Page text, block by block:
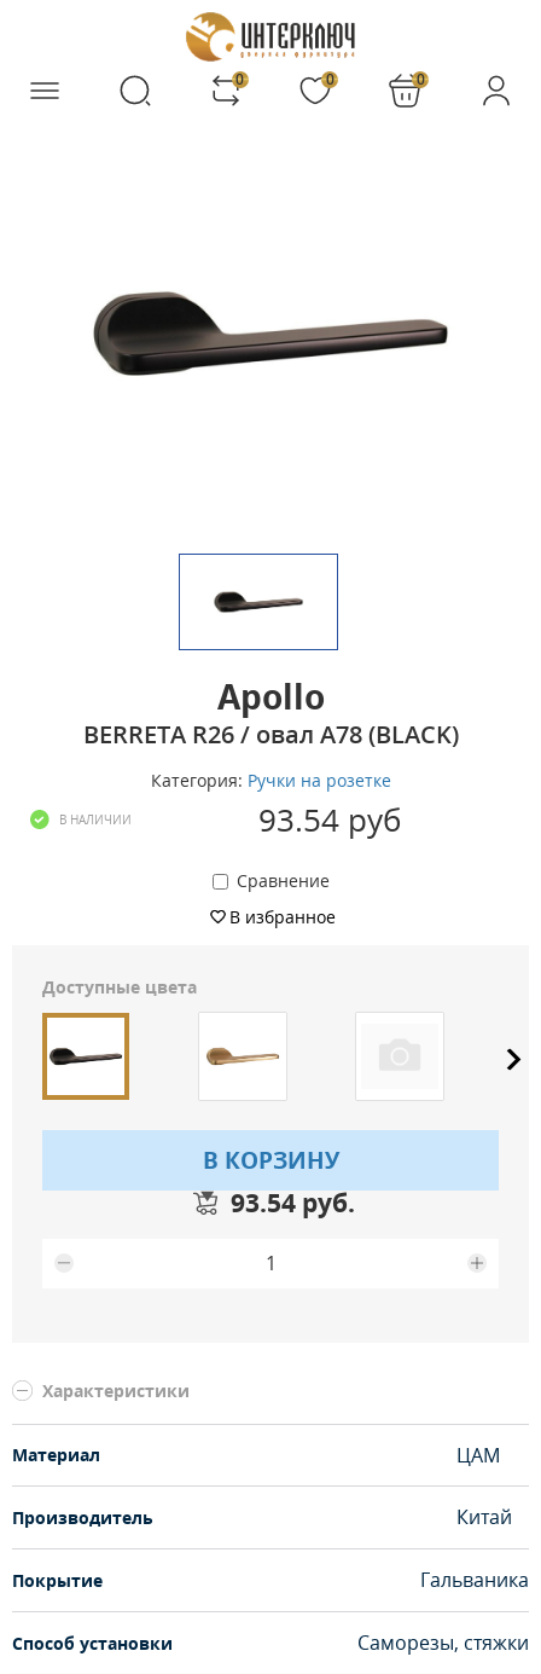
0 0 0
Apollo
BERRETA R26 / овал А78 (BLACK)
Категория: Ручки на розетке
В НАЛИЧИИ 93.54 руб
Сравнение
В избранное
Доступные цвета
В КОРЗИНУ
93.54 руб.
Характеристики
Материал ЦАМ
Производитель Китай
Покрытие Гальваника
Способ установки Саморезы, стяжки